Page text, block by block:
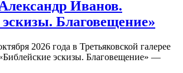
Иванов.
Благовещение»
2026 года в Третьяковской галерее
эскизы. Благовещение» —